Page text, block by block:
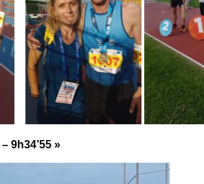
– 9h34’55 »